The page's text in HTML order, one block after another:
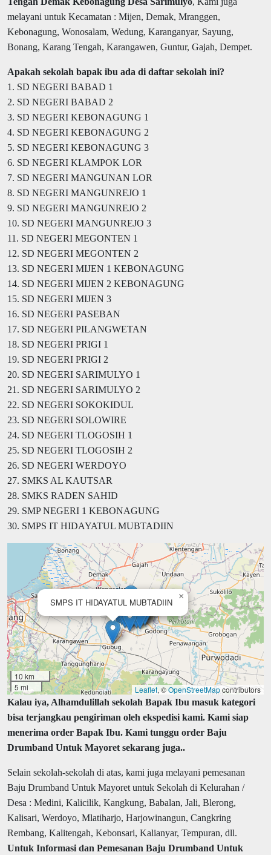
melayani untuk Kecamatan : Mijen, Demak, Mranggen,
Kebonagung, Wonosalam, Wedung, Karanganyar, Sayung,
Bonang, Karang Tengah, Karangawen, Guntur, Gajah, Dempet.
Apakah sekolah bapak ibu ada di daftar sekolah ini?
1. SD NEGERI BABAD 1
2. SD NEGERI BABAD 2
3. SD NEGERI KEBONAGUNG 1
4. SD NEGERI KEBONAGUNG 2
5. SD NEGERI KEBONAGUNG 3
6. SD NEGERI KLAMPOK LOR
7. SD NEGERI MANGUNAN LOR
8. SD NEGERI MANGUNREJO 1
9. SD NEGERI MANGUNREJO 2
10. SD NEGERI MANGUNREJO 3
11. SD NEGERI MEGONTEN 1
12. SD NEGERI MEGONTEN 2
13. SD NEGERI MIJEN 1 KEBONAGUNG
14. SD NEGERI MIJEN 2 KEBONAGUNG
15. SD NEGERI MIJEN 3
16. SD NEGERI PASEBAN
17. SD NEGERI PILANGWETAN
18. SD NEGERI PRIGI 1
19. SD NEGERI PRIGI 2
20. SD NEGERI SARIMULYO 1
21. SD NEGERI SARIMULYO 2
22. SD NEGERI SOKOKIDUL
23. SD NEGERI SOLOWIRE
24. SD NEGERI TLOGOSIH 1
25. SD NEGERI TLOGOSIH 2
26. SD NEGERI WERDOYO
27. SMKS AL KAUTSAR
28. SMKS RADEN SAHID
29. SMP NEGERI 1 KEBONAGUNG
30. SMPS IT HIDAYATUL MUBTADIIN
SMPS IT HIDAYATUL MUBTADIIN
×
10 km
5 mi
Leaflet, ©OpenStreetMapcontributors
Kalau iya, Alhamdulillah sekolah Bapak Ibu masuk kategori
bisa terjangkau pengiriman oleh ekspedisi kami. Kami siap
menerima order Bapak Ibu. Kami tunggu order Baju
Drumband Untuk Mayoret sekarang juga..
Selain sekolah-sekolah di atas, kami juga melayani pemesanan
Baju Drumband Untuk Mayoret untuk Sekolah di Kelurahan /
Desa : Medini, Kalicilik, Kangkung, Babalan, Jali, Blerong,
Kalisari, Werdoyo, Mlatiharjo, Harjowinangun, Cangkring
Rembang, Kalitengah, Kebonsari, Kalianyar, Tempuran, dll.
Untuk Informasi dan Pemesanan Baju Drumband Untuk